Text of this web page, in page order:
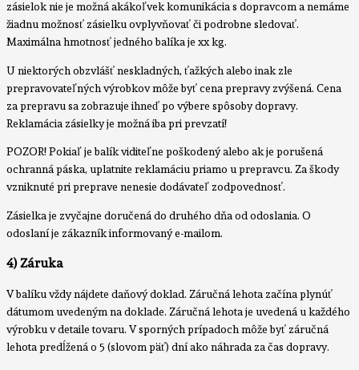
zásielok nie je možná akákoľvek komunikácia s dopravcom a nemáme
žiadnu možnosť zásielku ovplyvňovať či podrobne sledovať.
Maximálna hmotnosť jedného balíka je xx kg.
U niektorých obzvlášť neskladných, ťažkých alebo inak zle
prepravovateľných výrobkov môže byť cena prepravy zvýšená. Cena
za prepravu sa zobrazuje ihneď po výbere spôsoby dopravy.
Reklamácia zásielky je možná iba pri prevzatí!
POZOR! Pokiaľ je balík viditeľne poškodený alebo ak je porušená
ochranná páska, uplatnite reklamáciu priamo u prepravcu. Za škody
vzniknuté pri preprave nenesie dodávateľ zodpovednosť.
Zásielka je zvyčajne doručená do druhého dňa od odoslania. O
odoslaní je zákazník informovaný e-mailom.
4) Záruka
V balíku vždy nájdete daňový doklad. Záručná lehota začína plynúť
dátumom uvedeným na doklade. Záručná lehota je uvedená u každého
výrobku v detaile tovaru. V sporných prípadoch môže byť záručná
lehota predĺžená o 5 (slovom päť) dní ako náhrada za čas dopravy.